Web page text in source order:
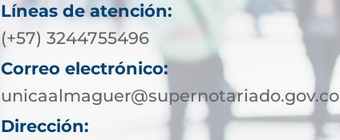
Líneas de atención:
(+57) 3244755496
Correo electrónico:
unicaalmaguer@supernotariado.gov.co
Dirección: